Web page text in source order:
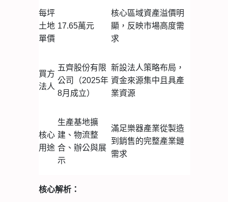
每坪
土地
單價
17.65萬元
核心區域資產溢價明
顯，反映市場高度需
求
買方
法人
五齊股份有限
公司（2025年
8月成立）
新設法人策略布局，
資金來源集中且具產
業資源
核心
用途
生產基地擴
建、物流整
合、辦公與展
示
滿足樂器產業從製造
到銷售的完整產業鏈
需求
核心解析：